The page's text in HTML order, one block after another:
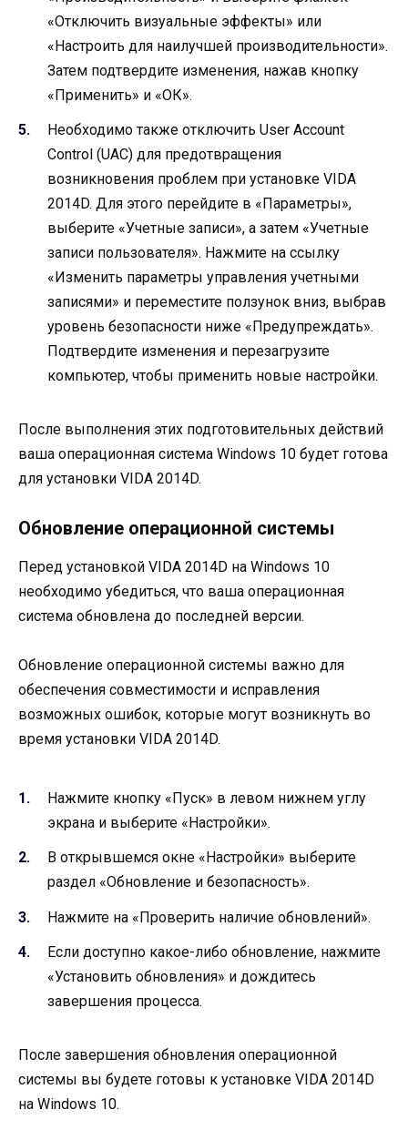
«Отключить визуальные эффекты» или
«Настроить для наилучшей производительности».
Затем подтвердите изменения, нажав кнопку
«Применить» и «ОК».
Необходимо также отключить User Account
Control (UAC) для предотвращения
возникновения проблем при установке VIDA
2014D. Для этого перейдите в «Параметры»,
выберите «Учетные записи», а затем «Учетные
записи пользователя». Нажмите на ссылку
«Изменить параметры управления учетными
записями» и переместите ползунок вниз, выбрав
уровень безопасности ниже «Предупреждать».
Подтвердите изменения и перезагрузите
компьютер, чтобы применить новые настройки.
После выполнения этих подготовительных действий
ваша операционная система Windows 10 будет готова
для установки VIDA 2014D.
Обновление операционной системы
Перед установкой VIDA 2014D на Windows 10
необходимо убедиться, что ваша операционная
система обновлена до последней версии.
Обновление операционной системы важно для
обеспечения совместимости и исправления
возможных ошибок, которые могут возникнуть во
время установки VIDA 2014D.
Нажмите кнопку «Пуск» в левом нижнем углу
экрана и выберите «Настройки».
В открывшемся окне «Настройки» выберите
раздел «Обновление и безопасность».
Нажмите на «Проверить наличие обновлений».
Если доступно какое-либо обновление, нажмите
«Установить обновления» и дождитесь
завершения процесса.
После завершения обновления операционной
системы вы будете готовы к установке VIDA 2014D
на Windows 10.